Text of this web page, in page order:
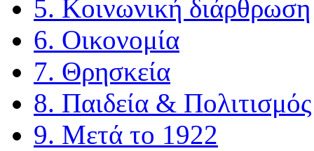
5. Κοινωνική διάρθρωση
6. Οικονομία
7. Θρησκεία
8. Παιδεία & Πολιτισμός
9. Μετά το 1922